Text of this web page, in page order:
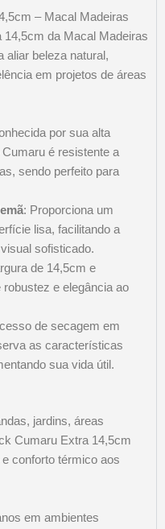
– Macal Madeiras
da Macal Madeiras
aliar beleza natural,
em projetos de áreas
por sua alta
é resistente a
sendo perfeito para
: Proporciona um
lisa, facilitando a
sofisticado.​
de 14,5cm e
e elegância ao
de secagem em
as características
sua vida útil.​
jardins, áreas
Cumaru Extra 14,5cm
conforto térmico aos
em ambientes